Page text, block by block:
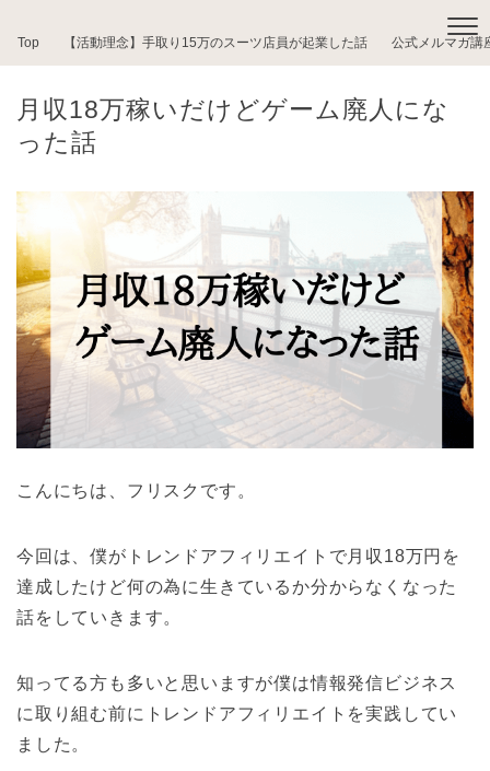
Top 【活動理念】手取り15万のスーツ店員が起業した話 公式メルマガ講
月収18万稼いだけどゲーム廃人にな
った話
こんにちは、フリスクです。
今回は、僕がトレンドアフィリエイトで月収18万円を
達成したけど何の為に生きているか分からなくなった
話をしていきます。
知ってる方も多いと思いますが僕は情報発信ビジネス
に取り組む前にトレンドアフィリエイトを実践してい
ました。